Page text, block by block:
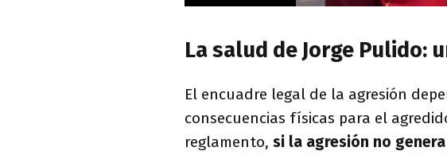
La salud de Jorge
El encuadre legal de la agresión
consecuencias físicas para el
reglamento, si la agresión no